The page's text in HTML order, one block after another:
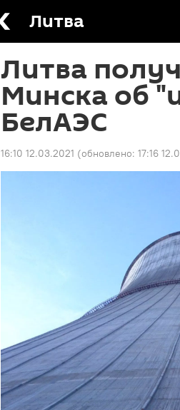
Литва
Литва
Минска об
БелАЭС
16:10 12.03.2021 (обновлено: 17:16